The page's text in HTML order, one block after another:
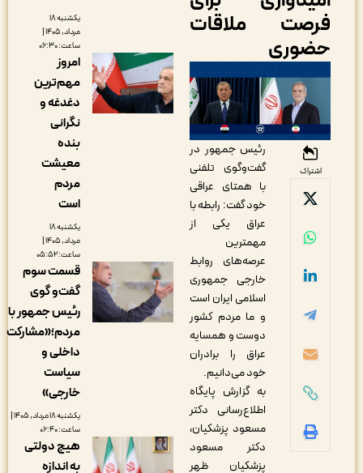
ملاقات
رئیس جمهور در
گفت‌وگوی تلفنی
با همتای عراقی
خود گفت: رابطه با
عراق یکی از
مهمترین
عرصه‌های روابط
خارجی جمهوری
اسلامی ایران است
و ما مردم کشور
دوست و همسایه
عراق را برادران
خود می‌دانیم.
به گزارش پایگاه
اطلاع‌رسانی دکتر
مسعود پزشکیان،
دکتر مسعود
پزشکیان ظهر
مرداد, ۱۴۰۵ |
امروز
مهم‌ترین
دغدغه و
معیشت
مرداد, ۱۴۰۵ |
قسمت سوم
گفت‌و گوی
رئیس جمهور با
مردم؛«مشارکت
داخلی و
سیاست
خارجی»
یکشنبه ۱۸ مرداد, ۱۴۰۵ |
هیچ دولتی
به اندازه